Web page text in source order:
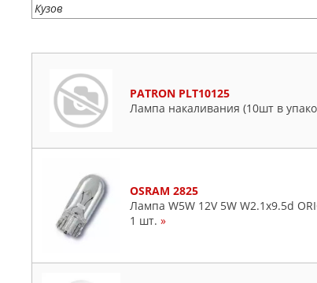
Кузов
PATRON PLT10125
Лампа накаливания (10шт в
OSRAM 2825
Лампа W5W 12V 5W W2.1x9.5d
1 шт. »